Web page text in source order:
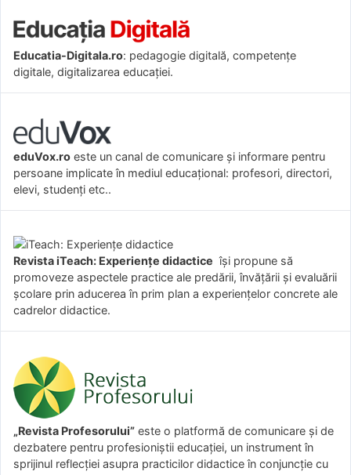
Educatia-Digitala.ro: pedagogie digitală, competențe
digitale, digitalizarea educației.
eduVox.ro este un canal de comunicare și informare pentru
persoane implicate în mediul educațional: profesori, directori,
elevi, studenți etc..
Revista iTeach: Experienţe didactice îşi propune să
promoveze aspectele practice ale predării, învăţării şi evaluării
şcolare prin aducerea în prim plan a experienţelor concrete ale
cadrelor didactice.
„Revista Profesorului” este o platformă de comunicare și de
dezbatere pentru profesioniștii educației, un instrument în
sprijinul reflecției asupra practicilor didactice în conjuncție cu